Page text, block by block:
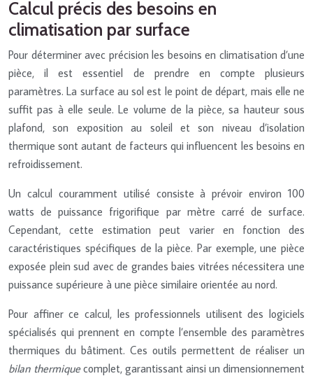
Calcul précis des besoins en
climatisation par surface
Pour déterminer avec précision les besoins en climatisation d’une
pièce, il est essentiel de prendre en compte plusieurs
paramètres. La surface au sol est le point de départ, mais elle ne
suffit pas à elle seule. Le volume de la pièce, sa hauteur sous
plafond, son exposition au soleil et son niveau d’isolation
thermique sont autant de facteurs qui influencent les besoins en
refroidissement.
Un calcul couramment utilisé consiste à prévoir environ 100
watts de puissance frigorifique par mètre carré de surface.
Cependant, cette estimation peut varier en fonction des
caractéristiques spécifiques de la pièce. Par exemple, une pièce
exposée plein sud avec de grandes baies vitrées nécessitera une
puissance supérieure à une pièce similaire orientée au nord.
Pour affiner ce calcul, les professionnels utilisent des logiciels
spécialisés qui prennent en compte l’ensemble des paramètres
thermiques du bâtiment. Ces outils permettent de réaliser un
bilan thermiquecomplet, garantissant ainsi un dimensionnement